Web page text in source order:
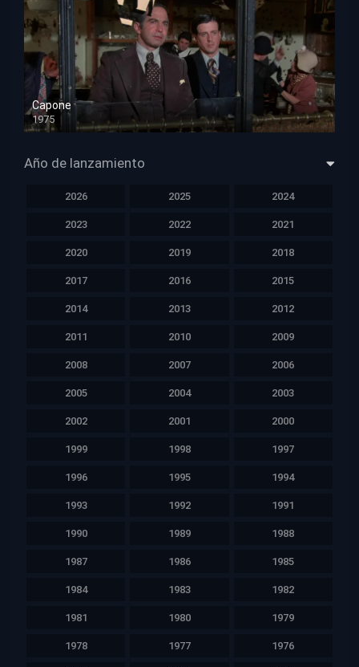
Capone
1975
HD 1080p
Año de lanzamiento
2026 2025 2024
2023 2022 2021
2020 2019 2018
2017 2016 2015
2014 2013 2012
2011 2010 2009
2008 2007 2006
2005 2004 2003
2002 2001 2000
1999 1998 1997
1996 1995 1994
1993 1992 1991
1990 1989 1988
1987 1986 1985
1984 1983 1982
1981 1980 1979
1978 1977 1976